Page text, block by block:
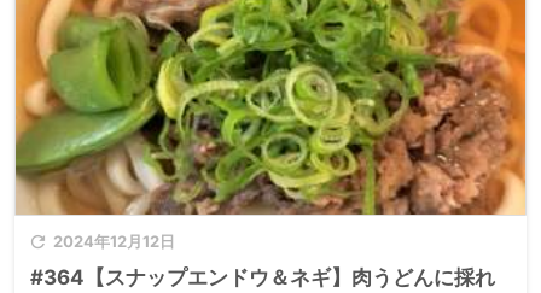
 2024年12月12日
#364【スナップエンドウ＆ネギ】肉うどんに採れ